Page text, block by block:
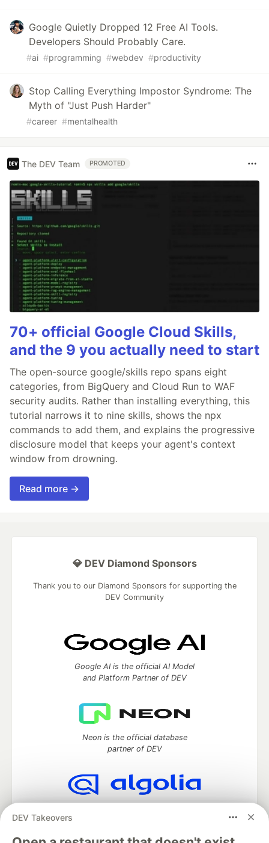
Google Quietly Dropped 12 Free AI Tools.
Developers Should Probably Care.
#ai #programming #webdev #productivity
Stop Calling Everything Impostor Syndrome: The
Myth of "Just Push Harder"
#career #mentalhealth
The DEV Team PROMOTED
70+ official Google Cloud Skills,
and the 9 you actually need to start
The open-source google/skills repo spans eight
categories, from BigQuery and Cloud Run to WAF
security audits. Rather than installing everything, this
tutorial narrows it to nine skills, shows the npx
commands to add them, and explains the progressive
disclosure model that keeps your agent's context
window from drowning.
Read more →
DEV Takeovers
💎 DEV Diamond Sponsors
Thank you to our Diamond Sponsors for supporting the
DEV Community
Google AI is the official AI Model
and Platform Partner of DEV
Neon is the official database
partner of DEV